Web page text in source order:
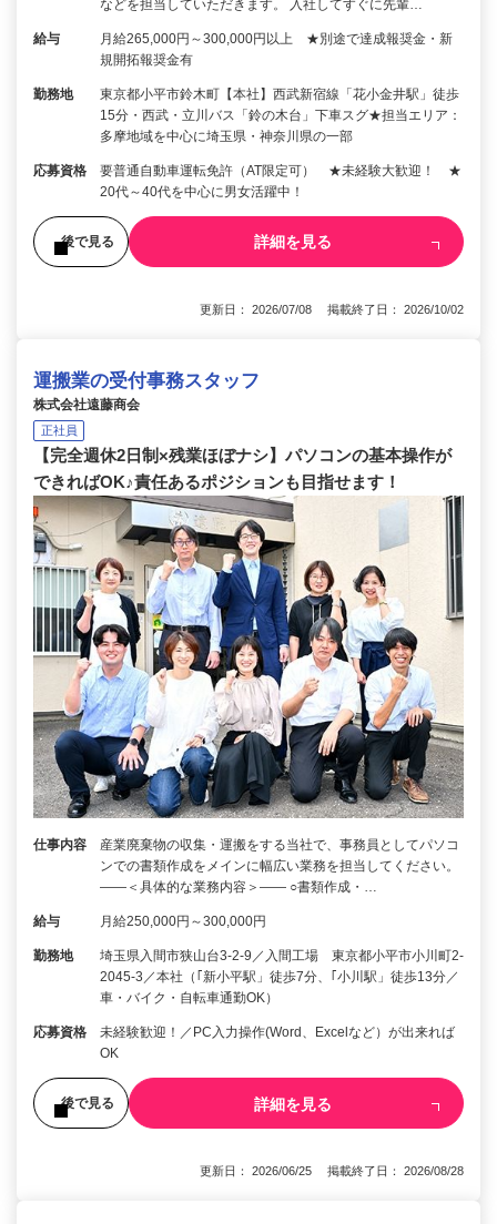
などを担当していただきます。 入社してすぐに先輩…
給与
月給265,000円～300,000円以上 ★別途で達成報奨金・新
規開拓報奨金有
勤務地
東京都小平市鈴木町【本社】西武新宿線「花小金井駅」徒歩
15分・西武・立川バス「鈴の木台」下車スグ★担当エリア：
多摩地域を中心に埼玉県・神奈川県の一部
応募資格
要普通自動車運転免許（AT限定可） ★未経験大歓迎！ ★
20代～40代を中心に男女活躍中！
後で見る 詳細を見る
更新日： 2026/07/08 掲載終了日： 2026/10/02
運搬業の受付事務スタッフ
株式会社遠藤商会
正社員
【完全週休2日制×残業ほぼナシ】パソコンの基本操作が
できればOK♪責任あるポジションも目指せます！
仕事内容
産業廃棄物の収集・運搬をする当社で、事務員としてパソコ
ンでの書類作成をメインに幅広い業務を担当してください。
――＜具体的な業務内容＞―― ○書類作成・…
給与 月給250,000円～300,000円
勤務地
埼玉県入間市狭山台3-2-9／入間工場 東京都小平市小川町2-
2045-3／本社（｢新小平駅」徒歩7分、｢小川駅」徒歩13分／
車・バイク・自転車通勤OK）
応募資格
未経験歓迎！／PC入力操作(Word、Excelなど）が出来れば
OK
後で見る 詳細を見る
更新日： 2026/06/25 掲載終了日： 2026/08/28